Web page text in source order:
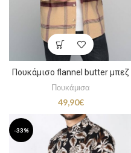
Πουκάμισο flannel butter μπεζ
Πουκάμισα
49,90€
-33%